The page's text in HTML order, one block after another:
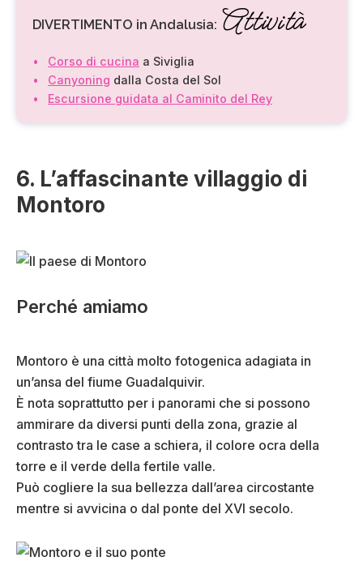
DIVERTIMENTO in Andalusia: Attività
Corso di cucina a Siviglia
Canyoning dalla Costa del Sol
Escursione guidata al Caminito del Rey
6. L’affascinante villaggio di
Montoro
Perché amiamo
Montoro è una città molto fotogenica adagiata in
un’ansa del fiume Guadalquivir.
È nota soprattutto per i panorami che si possono
ammirare da diversi punti della zona, grazie al
contrasto tra le case a schiera, il colore ocra della
torre e il verde della fertile valle.
Può cogliere la sua bellezza dall’area circostante
mentre si avvicina o dal ponte del XVI secolo.